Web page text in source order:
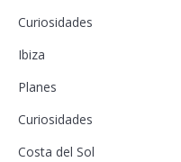
Curiosidades
Ibiza
Planes
Curiosidades
Costa del Sol